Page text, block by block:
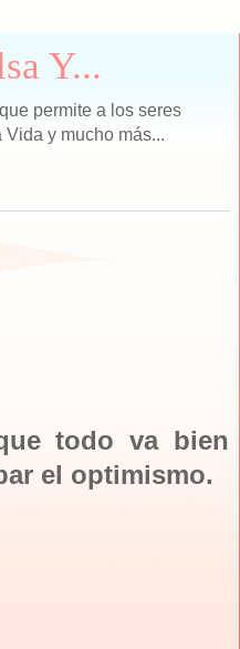
Y...
permite a los seres
y mucho más...
todo va bien
el optimismo.